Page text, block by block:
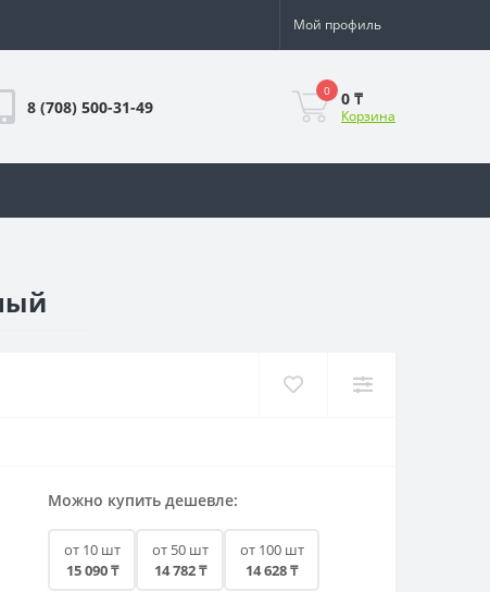
Мой профиль
8 (708) 500-31-49
0 0 ₸
Корзина
Можно купить дешевле:
от 10 шт
15 090 ₸
от 50 шт
14 782 ₸
от 100 шт
14 628 ₸